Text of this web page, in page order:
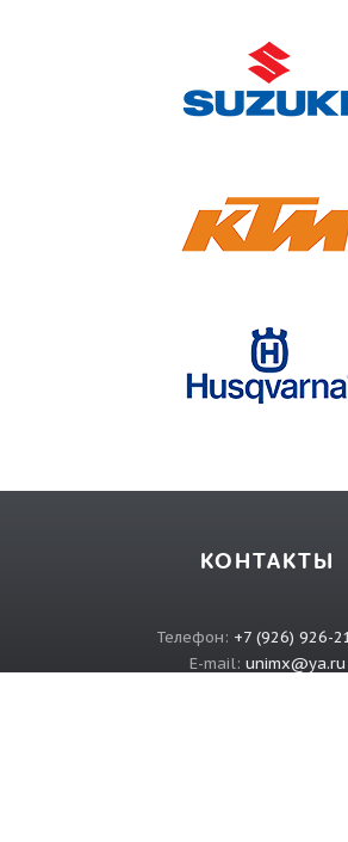
КОНТАКТЫ
Телефон: +7 (926) 926-
E-mail: unimx@ya.ru